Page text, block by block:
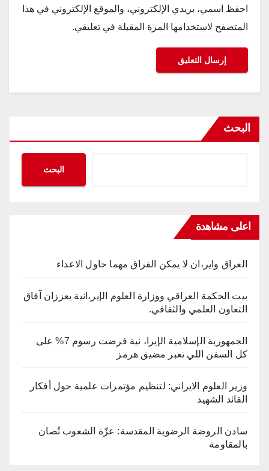
احفظ اسمي، بريدي الإلكتروني، والموقع الإلكتروني في هذا
المتصفح لاستخدامها المرة المقبلة في تعليقي.
البحث
البحث
اعلى مشاهدة
العراق واير،ان لا يمكن الفراق مهما حاول الاعداء
بيت الحكمة العراقي ووزارة العلوم الإير،انية يعززان آفاق
التعاون العلمي والثقافي.
الجمهورية الإسلامية الإيرا، نية فرضت رسوم 7% على
كل السفن اللي تعبر مضيق هرمز
وزير العلوم الايراني: لتنظيم مؤتمرات علمية حول أفكار
القائد الشهيد
سادن الروضة الرضوية المقدسة: عزّة الشعوب تُصان
بالمقاومة